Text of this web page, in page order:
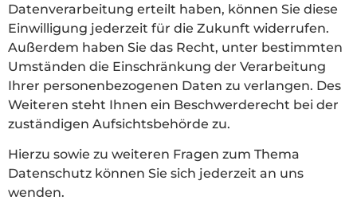
Datenverarbeitung erteilt haben, können Sie diese
Einwilligung jederzeit für die Zukunft widerrufen.
Außerdem haben Sie das Recht, unter bestimmten
Umständen die Einschränkung der Verarbeitung
Ihrer personenbezogenen Daten zu verlangen. Des
Weiteren steht Ihnen ein Beschwerderecht bei der
zuständigen Aufsichtsbehörde zu.
Hierzu sowie zu weiteren Fragen zum Thema
Datenschutz können Sie sich jederzeit an uns
wenden.